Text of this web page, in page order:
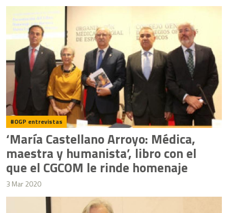
OGP entrevistas
‘María Castellano Arroyo: Médica,
maestra y humanista’, libro con el
que el CGCOM le rinde homenaje
3 Mar 2020